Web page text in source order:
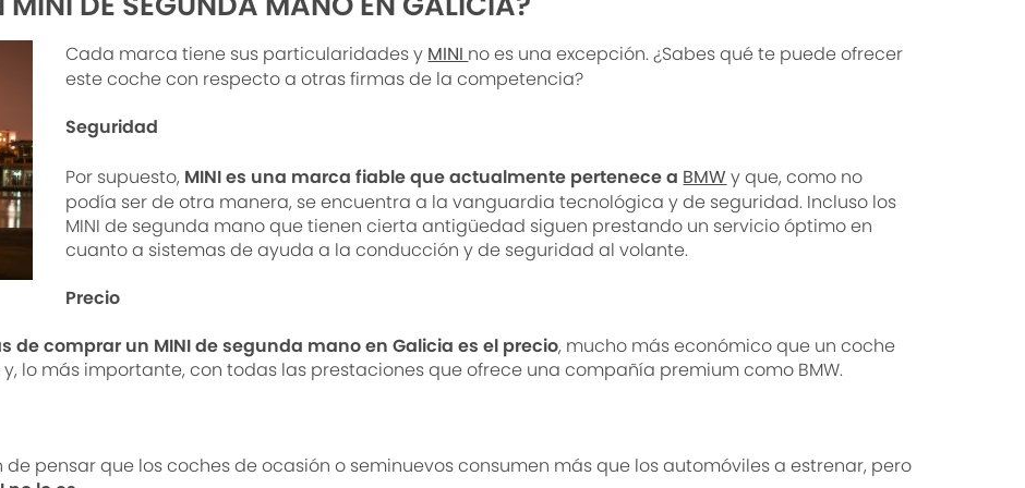
Cada marca tiene sus particularidades y MINI no es una excepción. ¿Sabes qué te puede ofrecer
este coche con respecto a otras firmas de la competencia?
Seguridad
Por supuesto, MINI es una marca fiable que actualmente pertenece a BMW y que, como no
podía ser de otra manera, se encuentra a la vanguardia tecnológica y de seguridad. Incluso los
MINI de segunda mano que tienen cierta antigüedad siguen prestando un servicio óptimo en
cuanto a sistemas de ayuda a la conducción y de seguridad al volante.
Precio
de comprar un MINI de segunda mano en Galicia es el precio, mucho más económico que un coche
lo más importante, con todas las prestaciones que ofrece una compañía premium como BMW.
pensar que los coches de ocasión o seminuevos consumen más que los automóviles a estrenar, pero